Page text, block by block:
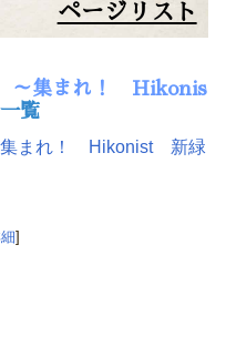
ページリスト
～集まれ！ Hikonis
覧
まれ！ Hikonist 新緑
]